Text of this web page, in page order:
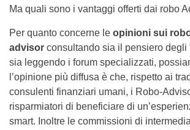
Ma quali sono i vantaggi offerti dai robo
Per quanto concerne le opinioni sui
advisor consultando sia il pensiero degli
sia leggendo i forum specializzati,
l’opinione più diffusa è che, rispetto ai
consulenti finanziari umani, i Robo-
risparmiatori di beneficiare di
smart. Inoltre le commissioni di